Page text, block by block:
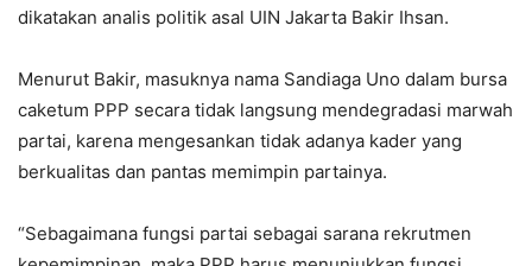
dikatakan analis politik asal UIN Jakarta Bakir Ihsan.
Menurut Bakir, masuknya nama Sandiaga Uno dalam bursa
caketum PPP secara tidak langsung mendegradasi marwah
partai, karena mengesankan tidak adanya kader yang
berkualitas dan pantas memimpin partainya.
“Sebagaimana fungsi partai sebagai sarana rekrutmen